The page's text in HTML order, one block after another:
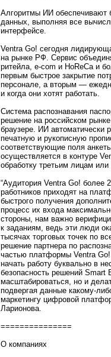
Алгоритмы ИИ обеспечивают
данных, выполняя все
интерфейсе.
Ventra Go! сегодня
на рынке РФ. Сервис
ритейла, e-com и HoReCa и
первым быстрое закрытие
персонале, а вторым —
и когда они хотят работать.
Система распознавания
решение на российском
браузере. ИИ автоматически
печатную и рукописную
соответствующие поля
осуществляется в контуре
обработку третьим лицам
“Аудитория Ventra Go! более
работников приходят на
быстрого получения
процесс их входа
стороны, нам важно
к заданиям, ведь эти люди
тысячах торговых точек по
решение партнера по
частью платформы Ventra
начать работу буквально в
безопасность решений Smart
масштабироваться, но и
подвергая данные какому-
маркетингу цифровой
Ларионова.
===============
О компаниях